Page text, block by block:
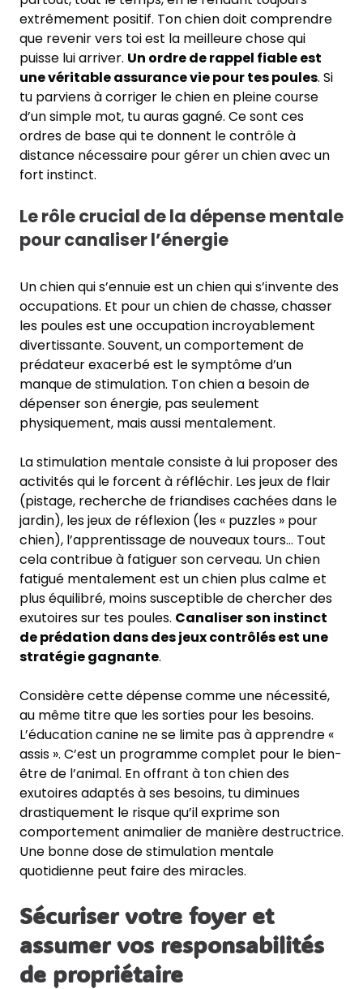
extrêmement positif. Ton chien doit comprendre
que revenir vers toi est la meilleure chose qui
puisse lui arriver. Un ordre de rappel fiable est
une véritable assurance vie pour tes poules. Si
tu parviens à corriger le chien en pleine course
d’un simple mot, tu auras gagné. Ce sont ces
ordres de base qui te donnent le contrôle à
distance nécessaire pour gérer un chien avec un
fort instinct.
Le rôle crucial de la dépense mentale
pour canaliser l’énergie
Un chien qui s’ennuie est un chien qui s’invente des
occupations. Et pour un chien de chasse, chasser
les poules est une occupation incroyablement
divertissante. Souvent, un comportement de
prédateur exacerbé est le symptôme d’un
manque de stimulation. Ton chien a besoin de
dépenser son énergie, pas seulement
physiquement, mais aussi mentalement.
La stimulation mentale consiste à lui proposer des
activités qui le forcent à réfléchir. Les jeux de flair
(pistage, recherche de friandises cachées dans le
jardin), les jeux de réflexion (les « puzzles » pour
chien), l’apprentissage de nouveaux tours… Tout
cela contribue à fatiguer son cerveau. Un chien
fatigué mentalement est un chien plus calme et
plus équilibré, moins susceptible de chercher des
exutoires sur tes poules. Canaliser son instinct
de prédation dans des jeux contrôlés est une
stratégie gagnante.
Considère cette dépense comme une nécessité,
au même titre que les sorties pour les besoins.
L’éducation canine ne se limite pas à apprendre «
assis ». C’est un programme complet pour le bien-
être de l’animal. En offrant à ton chien des
exutoires adaptés à ses besoins, tu diminues
drastiquement le risque qu’il exprime son
comportement animalier de manière destructrice.
Une bonne dose de stimulation mentale
quotidienne peut faire des miracles.
Sécuriser votre foyer et
assumer vos responsabilités
de propriétaire